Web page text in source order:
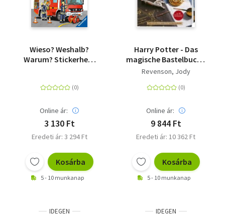
Wieso? Weshalb?
Warum? Stickerheft:
Online ár:
3 130 Ft
Eredeti ár: 3 294 Ft
Kosárba
5 - 10 munkanap
Harry Potter - Das
magische Bastelbuch -
Das offizielle Harry-
Revenson, Jody
Online ár:
9 844 Ft
Eredeti ár: 10 362 Ft
Kosárba
5 - 10 munkanap
IDEGEN IDEGEN